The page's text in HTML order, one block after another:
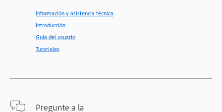
Información y asistencia técnica
Introducción
Guía del usuario
Tutoriales
Pregunte a la